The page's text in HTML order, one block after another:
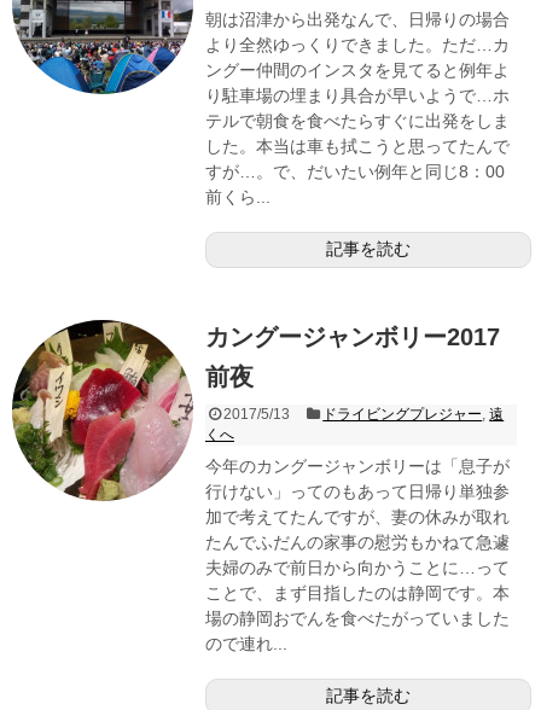
朝は沼津から出発なんで、日帰りの場合
より全然ゆっくりできました。ただ…カ
ングー仲間のインスタを見てると例年よ
り駐車場の埋まり具合が早いようで…ホ
テルで朝食を食べたらすぐに出発をしま
した。本当は車も拭こうと思ってたんで
すが…。で、だいたい例年と同じ8：00
前くら...
記事を読む
カングージャンボリー2017
前夜
2017/5/13 ドライビングプレジャー,遠
くへ
今年のカングージャンボリーは「息子が
行けない」ってのもあって日帰り単独参
加で考えてたんですが、妻の休みが取れ
たんでふだんの家事の慰労もかねて急遽
夫婦のみで前日から向かうことに…って
ことで、まず目指したのは静岡です。本
場の静岡おでんを食べたがっていました
ので連れ...
記事を読む